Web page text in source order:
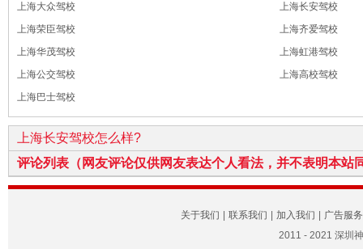
上海大众驾校
上海长安驾校
上海荣臣驾校
上海齐爱驾校
上海华茂驾校
上海虹港驾校
上海公交驾校
上海高校驾校
上海巴士驾校
上海长安驾校怎么样?
评论列表（网友评论仅供网友表达个人看法，并不表明本站
关于我们 联系我们 加入我们
广告服务
2011 - 2021 深圳